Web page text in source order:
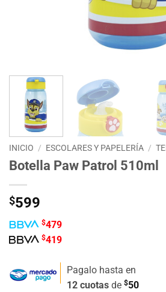
INICIO / ESCOLARES Y PAPELERÍA /
Botella Paw Patrol 510ml
$599
$479
$419
Pagalo hasta en
12 cuotas de $50